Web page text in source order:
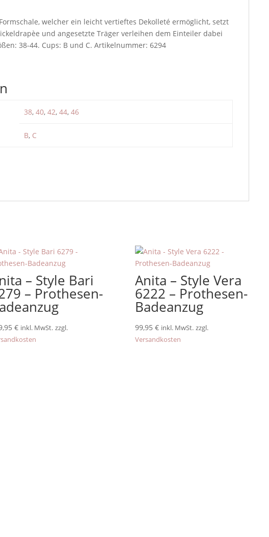
welcher ein leicht vertieftes Dekolleté ermöglicht, setzt
und angesetzte Träger verleihen dem Einteiler dabei
38-44. Cups: B und C. Artikelnummer: 6294
38, 40, 42, 44, 46
B, C
– Style Bari
– Prothesen-
€ inkl. MwSt. zzgl.
Anita – Style Vera
6222 – Prothesen-
Badeanzug
99,95 € inkl. MwSt. zzgl.
Versandkosten